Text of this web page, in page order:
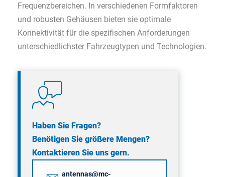
Frequenzbereichen. In verschiedenen Formfaktoren
und robusten Gehäusen bieten sie optimale
Konnektivität für die spezifischen Anforderungen
unterschiedlichster Fahrzeugtypen und Technologien.
Haben Sie Fragen?
Benötigen Sie größere Mengen?
Kontaktieren Sie uns gern.
antennas@mc-